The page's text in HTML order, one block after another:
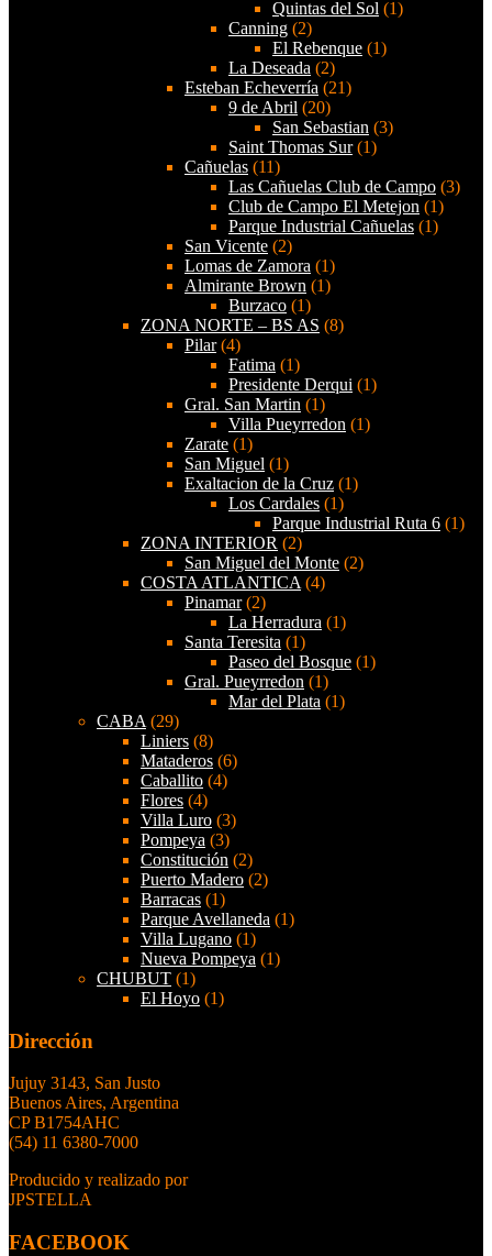
Quintas del Sol (1)
Canning (2)
El Rebenque (1)
La Deseada (2)
Esteban Echeverría (21)
9 de Abril (20)
San Sebastian (3)
Saint Thomas Sur(1)
Cañuelas (11)
Las Cañuelas Club de Campo (3)
Club de Campo El Metejon (1)
Parque Industrial Cañuelas (1)
San Vicente (2)
Lomas de Zamora (1)
Almirante Brown (1)
Burzaco (1)
ZONA NORTE – BS AS (8)
Pilar(4)
Fatima (1)
Presidente Derqui (1)
Gral. San Martin (1)
Villa Pueyrredon (1)
Zarate (1)
San Miguel (1)
Exaltacion de la Cruz (1)
Los Cardales (1)
Parque Industrial Ruta 6 (1)
ZONA INTERIOR (2)
San Miguel del Monte (2)
COSTA ATLANTICA (4)
Pinamar(2)
La Herradura (1)
Santa Teresita (1)
Paseo del Bosque (1)
Gral. Pueyrredon (1)
Mar del Plata (1)
CABA (29)
Liniers (8)
Mataderos (6)
Caballito (4)
Flores (4)
Villa Luro (3)
Pompeya (3)
Constitución (2)
Puerto Madero (2)
Barracas (1)
Parque Avellaneda (1)
Villa Lugano (1)
Nueva Pompeya (1)
CHUBUT (1)
El Hoyo (1)
Dirección
Jujuy 3143, San Justo
Buenos Aires, Argentina
CP B1754AHC
(54) 11 6380-7000
Producido y realizado por
JPSTELLA
FACEBOOK